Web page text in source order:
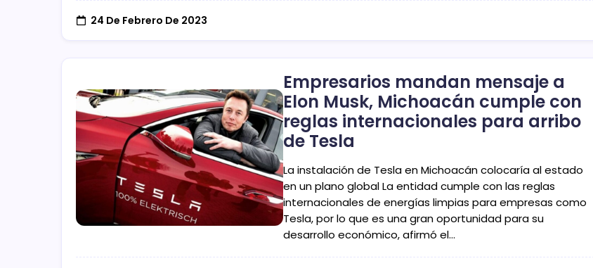
24 De Febrero De 2023
Empresarios mandan mensaje a
Elon Musk, Michoacán cumple con
reglas internacionales para arribo
de Tesla
La instalación de Tesla en Michoacán colocaría al estado
en un plano global La entidad cumple con las reglas
internacionales de energías limpias para empresas como
Tesla, por lo que es una gran oportunidad para su
desarrollo económico, afirmó el…